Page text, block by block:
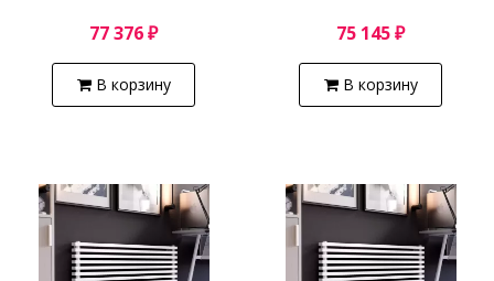
77 376 ₽
В корзину
75 145 ₽
В корзину